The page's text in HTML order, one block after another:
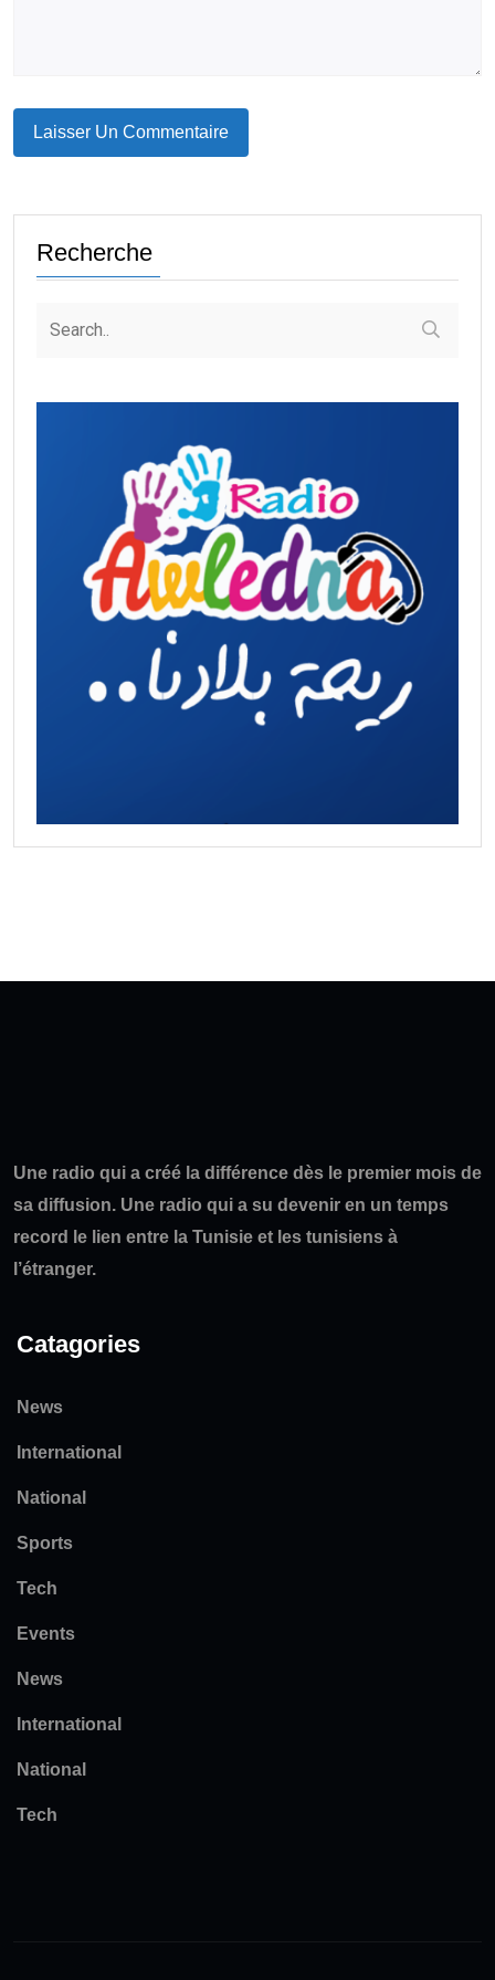
Recherche
Une radio qui a créé la différence dès le premier mois de
sa diffusion. Une radio qui a su devenir en un temps
record le lien entre la Tunisie et les tunisiens à
l’étranger.
Catagories
News
International
National
Sports
Tech
Events
News
International
National
Tech